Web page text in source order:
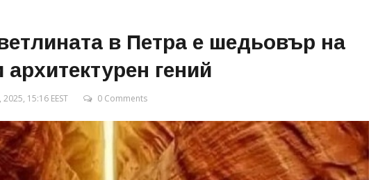
в Петра e шедьовър на
гений
15:16 EEST 0 Comments